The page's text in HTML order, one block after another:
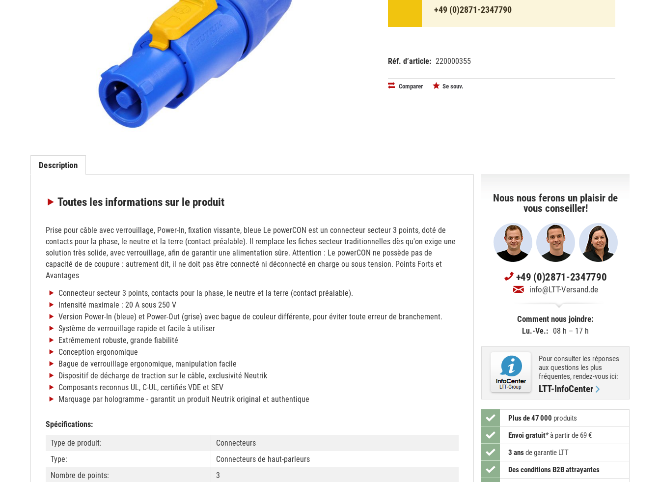
+49 (0)2871-2347790
Réf. d’article: 220000355
Comparer Se souv.
Description
Toutes les informationssur le produit
Prise pour câble avec verrouillage, Power-In, fixation vissante, bleue Le powerCON est un connecteur secteur 3 points, doté de
contacts pour la phase, le neutre et la terre (contact préalable). Il remplace les fiches secteur traditionnelles dès qu'on exige une
solution très solide, avec verrouillage, afin de garantir une alimentation sûre. Attention : Le powerCON ne possède pas de
capacité de de coupure : autrement dit, il ne doit pas être connecté ni déconnecté en charge ou sous tension. Points Forts et
Avantages
Connecteur secteur 3 points, contacts pour la phase, le neutre et la terre (contact préalable).
Intensité maximale : 20 A sous 250 V
Version Power-In (bleue) et Power-Out (grise) avec bague de couleur différente, pour éviter toute erreur de branchement.
Système de verrouillage rapide et facile à utiliser
Extrêmement robuste, grande fiabilité
Conception ergonomique
Bague de verrouillage ergonomique, manipulation facile
Dispositif de décharge de traction sur le câble, exclusivité Neutrik
Composants reconnus UL, C-UL, certifiés VDE et SEV
Marquage par hologramme - garantit un produit Neutrik original et authentique
Spécifications:
Type de produit:
Connecteurs
Type:
Connecteurs de haut-parleurs
Nombre de points:
3
Nous nous ferons un plaisir de
vous conseiller!
+49 (0)2871-2347790
info@LTT-Versand.de
Comment nous joindre:
Lu.-Ve.: 08 h – 17 h
Pour consulter les réponses
aux questions les plus
fréquentes, rendez-vous ici:
LTT-InfoCenter
Plus de 47 000 produits
Envoi gratuit* à partir de 69 €
3 ansde garantie LTT
Des conditions B2B attrayantes